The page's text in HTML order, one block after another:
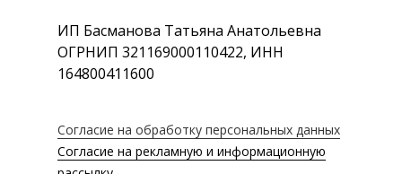
ИП Басманова Татьяна Анатольевна
ОГРНИП 321169000110422, ИНН
164800411600
Согласие на обработку персональных данных
Согласие на рекламную и информационную